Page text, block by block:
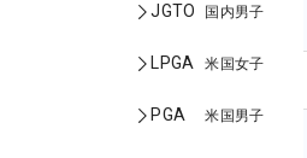
JGTO 国内男子
LPGA 米国女子
PGA 米国男子